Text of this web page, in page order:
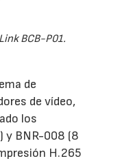
BCB-P01.
de
de vídeo,
los
y BNR-008 (8
H.265